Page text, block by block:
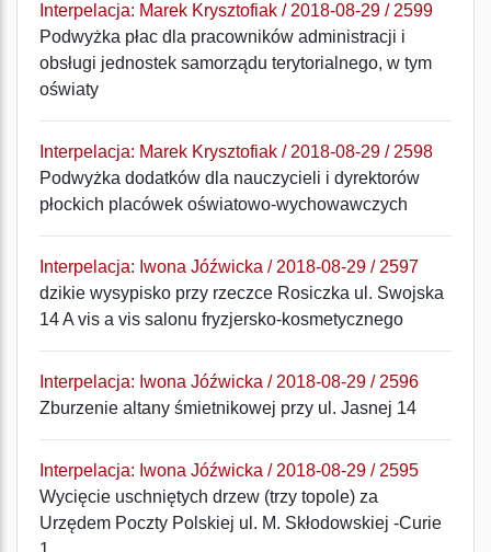
Interpelacja: Marek Krysztofiak / 2018-08-29 / 2599
Podwyżka płac dla pracowników administracji i
obsługi jednostek samorządu terytorialnego, w tym
oświaty
Interpelacja: Marek Krysztofiak / 2018-08-29 / 2598
Podwyżka dodatków dla nauczycieli i dyrektorów
płockich placówek oświatowo-wychowawczych
Interpelacja: Iwona Jóźwicka / 2018-08-29 / 2597
dzikie wysypisko przy rzeczce Rosiczka ul. Swojska
14 A vis a vis salonu fryzjersko-kosmetycznego
Interpelacja: Iwona Jóźwicka / 2018-08-29 / 2596
Zburzenie altany śmietnikowej przy ul. Jasnej 14
Interpelacja: Iwona Jóźwicka / 2018-08-29 / 2595
Wycięcie uschniętych drzew (trzy topole) za
Urzędem Poczty Polskiej ul. M. Skłodowskiej -Curie